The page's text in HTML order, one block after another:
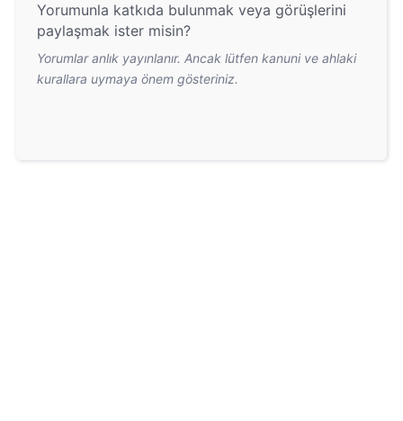
Yorumunla katkıda bulunmak veya görüşlerini
paylaşmak ister misin?
Yorumlar anlık yayınlanır. Ancak lütfen kanuni ve ahlaki
kurallara uymaya önem gösteriniz.